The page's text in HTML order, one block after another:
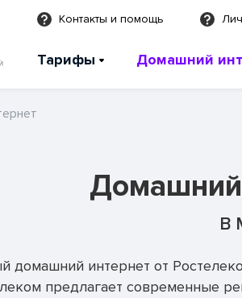
Контакты и помощь
Тарифы Домашний
Домашний
В
домашний интернет от
предлагает современные